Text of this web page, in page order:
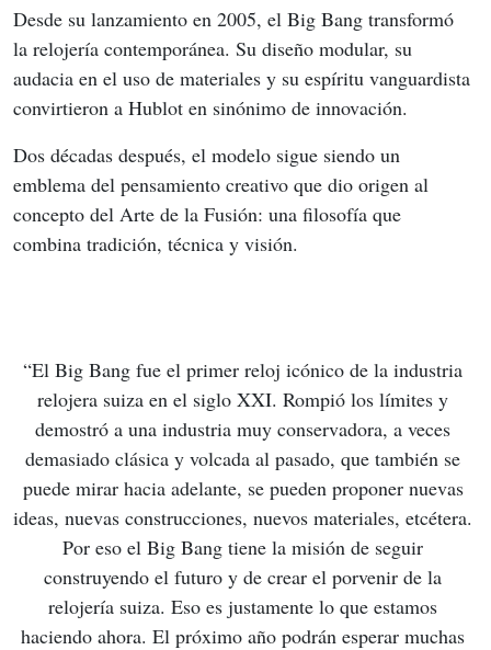
Desde su lanzamiento en 2005, el Big Bang transformó
la relojería contemporánea. Su diseño modular, su
audacia en el uso de materiales y su espíritu vanguardista
convirtieron a Hublot en sinónimo de innovación.
Dos décadas después, el modelo sigue siendo un
emblema del pensamiento creativo que dio origen al
concepto del Arte de la Fusión: una filosofía que
combina tradición, técnica y visión.
“El Big Bang fue el primer reloj icónico de la industria
relojera suiza en el siglo XXI. Rompió los límites y
demostró a una industria muy conservadora, a veces
demasiado clásica y volcada al pasado, que también se
puede mirar hacia adelante, se pueden proponer nuevas
ideas, nuevas construcciones, nuevos materiales, etcétera.
Por eso el Big Bang tiene la misión de seguir
construyendo el futuro y de crear el porvenir de la
relojería suiza. Eso es justamente lo que estamos
haciendo ahora. El próximo año podrán esperar muchas